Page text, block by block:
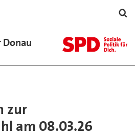
Donau
zur
am 08.03.26